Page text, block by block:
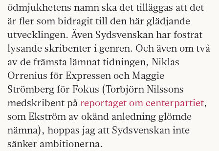
ödmjukhetens namn ska det tilläggas att det
är fler som bidragit till den här glädjande
utvecklingen. Även Sydsvenskan har fostrat
lysande skribenter i genren. Och även om två
av de främsta lämnat tidningen, Niklas
Orrenius för Expressen och Maggie
Strömberg för Fokus (Torbjörn Nilssons
medskribent på reportaget om centerpartiet,
som Ekström av okänd anledning glömde
nämna), hoppas jag att Sydsvenskan inte
sänker ambitionerna.